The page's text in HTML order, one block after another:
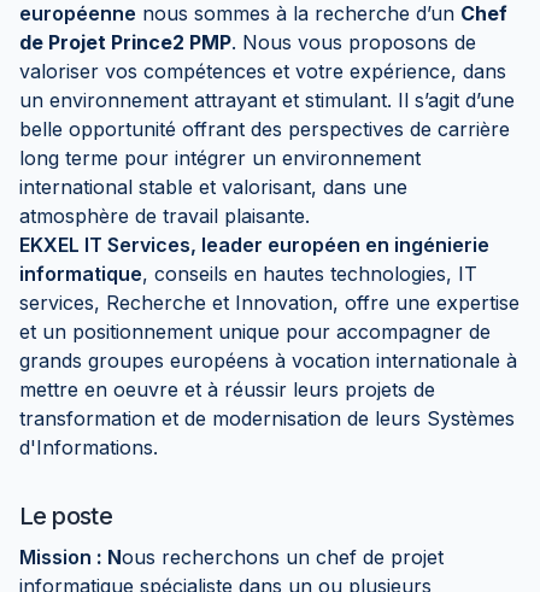
européenne nous sommes à la recherche d’un Chef
de Projet Prince2 PMP. Nous vous proposons de
valoriser vos compétences et votre expérience, dans
un environnement attrayant et stimulant. Il s’agit d’une
belle opportunité offrant des perspectives de carrière
long terme pour intégrer un environnement
international stable et valorisant, dans une
atmosphère de travail plaisante.
EKXEL IT Services, leader européen en ingénierie
informatique, conseils en hautes technologies, IT
services, Recherche et Innovation, offre une expertise
et un positionnement unique pour accompagner de
grands groupes européens à vocation internationale à
mettre en oeuvre et à réussir leurs projets de
transformation et de modernisation de leurs Systèmes
d'Informations.
Le poste
Mission : Nous recherchons un chef de projet
informatique spécialiste dans un ou plusieurs